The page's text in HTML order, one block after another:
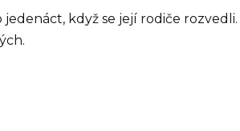
když se její rodiče rozvedli.